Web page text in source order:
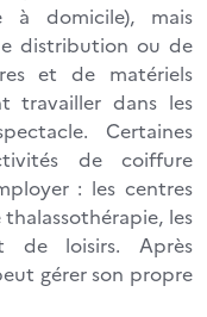
à domicile), mais
distribution ou de
et de matériels
travailler dans les
Certaines
de coiffure
: les centres
les
de loisirs. Après
gérer son propre